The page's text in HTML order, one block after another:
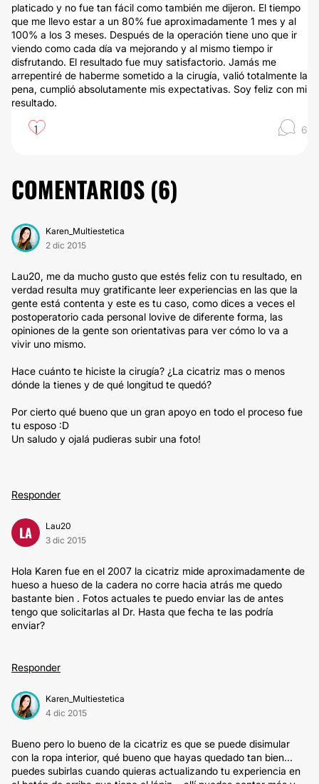
platicado y no fue tan fácil como también me dijeron. El tiempo
que me llevo estar a un 80% fue aproximadamente 1 mes y al
100% a los 3 meses. Después de la operación tiene uno que ir
viendo como cada día va mejorando y al mismo tiempo ir
disfrutando. El resultado fue muy satisfactorio. Jamás me
arrepentiré de haberme sometido a la cirugía, valió totalmente la
pena, cumplió absolutamente mis expectativas. Soy feliz con mi
resultado.
1 6
COMENTARIOS (6)
Karen_Multiestetica
2 dic 2015
Lau20, me da mucho gusto que estés feliz con tu resultado, en
verdad resulta muy gratificante leer experiencias en las que la
gente está contenta y este es tu caso, como dices a veces el
postoperatorio cada personal lovive de diferente forma, las
opiniones de la gente son orientativas para ver cómo lo va a
vivir uno mismo.
Hace cuánto te hiciste la cirugía? ¿La cicatriz mas o menos
dónde la tienes y de qué longitud te quedó?
Por cierto qué bueno que un gran apoyo en todo el proceso fue
tu esposo :D
Un saludo y ojalá pudieras subir una foto!
Responder
LA
Lau20
3 dic 2015
Hola Karen fue en el 2007 la cicatriz mide aproximadamente de
hueso a hueso de la cadera no corre hacia atrás me quedo
bastante bien . Fotos actuales te puedo enviar las de antes
tengo que solicitarlas al Dr. Hasta que fecha te las podría
enviar?
Responder
Karen_Multiestetica
4 dic 2015
Bueno pero lo bueno de la cicatriz es que se puede disimular
con la ropa interior, qué bueno que hayas quedado tan bien...
puedes subirlas cuando quieras actualizando tu experiencia en